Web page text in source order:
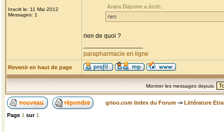
Inscrit le: 11 Mai 2012
Messages: 1
Arara Dajome a écrit:
rien
rien de quoi ?
parapharmacie en ligne
Revenir en haut de page
Montrer les messages depuis:
grioo.com Index du Forum -> Littérature
Page 1 sur1